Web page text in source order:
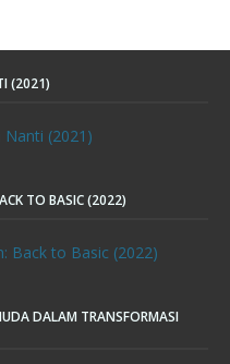
(2021)
TO BASIC (2022)
DALAM TRANSFORMASI